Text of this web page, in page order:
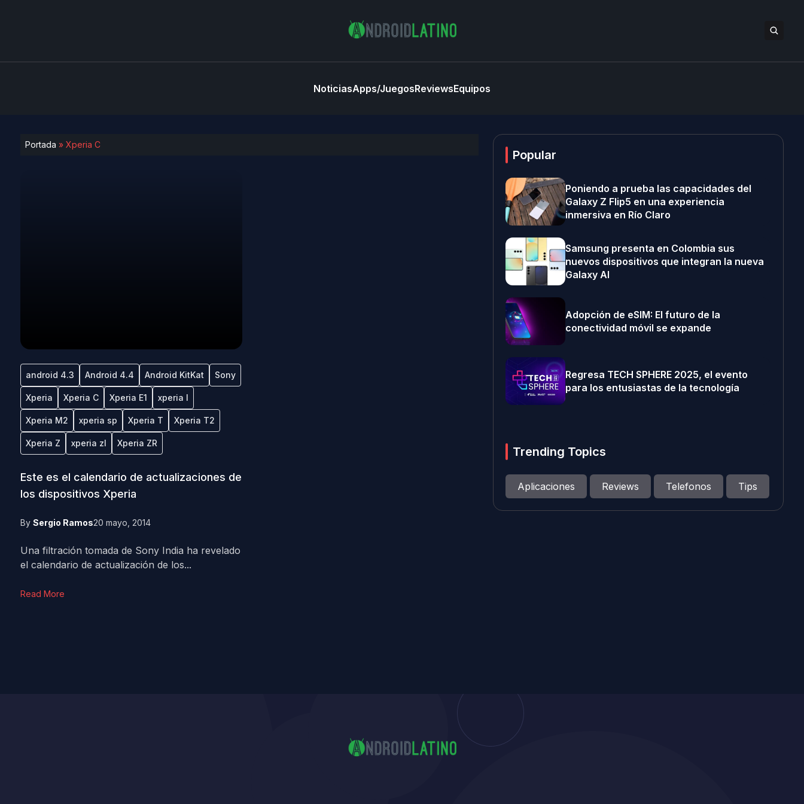
NoticiasApps/JuegosReviewsEquipos
Portada » Xperia C
android 4.3 Android 4.4 Android KitKat Sony
Xperia Xperia C Xperia E1 xperia l
Xperia M2 xperia sp Xperia T Xperia T2
Xperia Z xperia zl Xperia ZR
Este es el calendario de actualizaciones de
los dispositivos Xperia
By Sergio Ramos20 mayo, 2014
Una filtración tomada de Sony India ha revelado
el calendario de actualización de los...
Read More
Popular
Poniendo a prueba las capacidades del
Galaxy Z Flip5 en una experiencia
inmersiva en Río Claro
Samsung presenta en Colombia sus
nuevos dispositivos que integran la nueva
Galaxy AI
Adopción de eSIM: El futuro de la
conectividad móvil se expande
Regresa TECH SPHERE 2025, el evento
para los entusiastas de la tecnología
Trending Topics
Aplicaciones Reviews Telefonos Tips